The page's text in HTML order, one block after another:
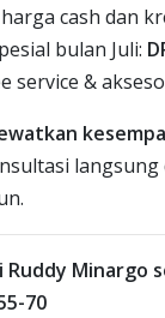
cash dan
bulan Juli:
service &
Ruddy Minargo
70